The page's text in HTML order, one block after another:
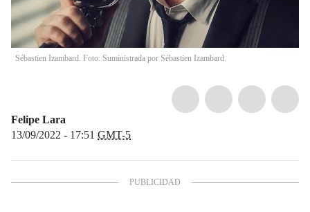
Sébastien Izambard. Foto: Suministrada por Sébastien Izambard.
Felipe Lara
13/09/2022 - 17:51 GMT-5